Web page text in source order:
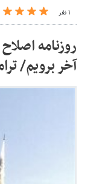
۱ نفر
روزنامه
آخر برویم/